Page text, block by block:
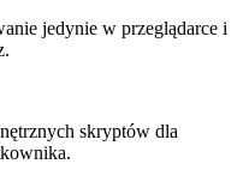
jedynie w przeglądarce i
skryptów dla